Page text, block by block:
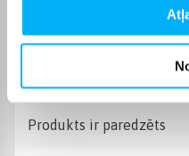
Savienojums
Produkts ir paredzēts